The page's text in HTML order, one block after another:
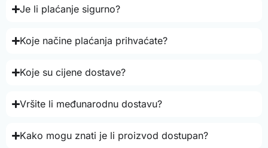
Je li plaćanje sigurno?
Koje načine plaćanja prihvaćate?
Koje su cijene dostave?
Vršite li međunarodnu dostavu?
Kako mogu znati je li proizvod dostupan?